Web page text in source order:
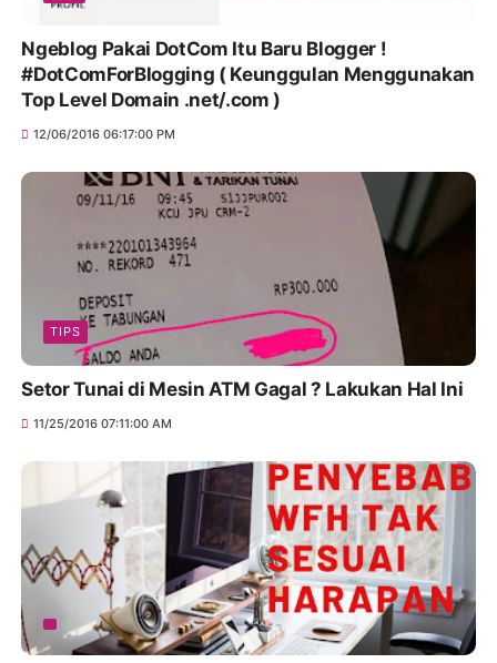
Ngeblog Pakai DotCom Itu Baru Blogger !
#DotComForBlogging ( Keunggulan Menggunakan
Top Level Domain .net/.com )
12/06/2016 06:17:00 PM
TIPS
Setor Tunai di Mesin ATM Gagal ? Lakukan Hal Ini
11/25/2016 07:11:00 AM